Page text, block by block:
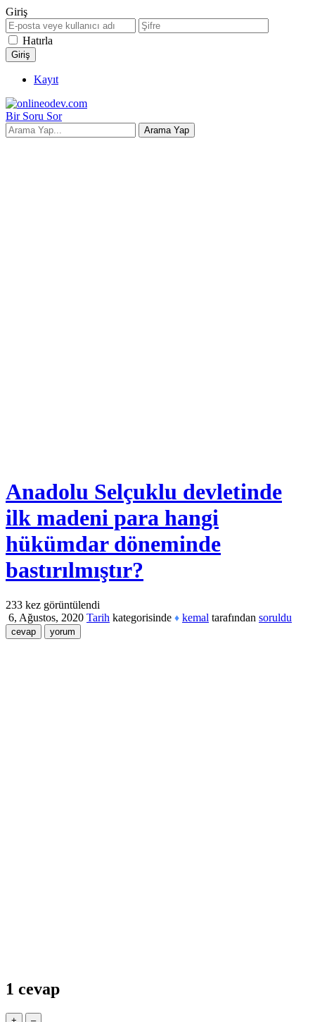
Giriş
Hatırla
Kayıt
Bir Soru Sor
Anadolu Selçuklu devletinde
ilk madeni para hangi
hükümdar döneminde
bastırılmıştır?
233 kez görüntülendi
6, Ağustos, 2020 Tarih kategorisinde ♦ kemal tarafından soruldu
1 cevap